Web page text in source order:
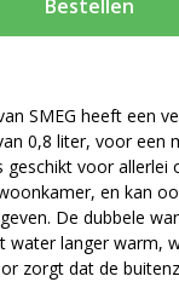
SMEG heeft een
0,8 liter, voor een
geschikt voor allerlei
en kan
De dubbele
water langer warm,
zorgt dat de
Bestellen